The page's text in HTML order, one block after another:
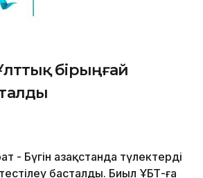
бірыңғай
- Бүгін Қазақстанда түлектерді
басталды. Биыл ҰБТ-ға